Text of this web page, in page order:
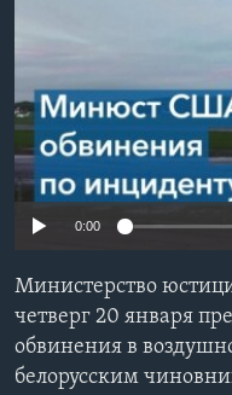
СОЦИАЛЬНЫЕ СЕТИ
Языки
No media
0:00
Министерство
четверг 20 января
обвинения в
белорусским